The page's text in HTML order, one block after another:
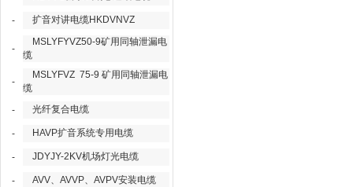
- 扩音对讲电缆HKDVNVZ
-
MSLYFYVZ50-9矿用同轴泄漏电
缆
-
MSLYFVZ 75-9 矿用同轴泄漏电
缆
-
光纤复合电缆
- HAVP扩音系统专用电缆
- JDYJY-2KV机场灯光电缆
- AVV、AVVP、AVPV安装电缆